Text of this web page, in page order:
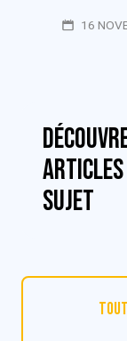
16
articles
sujet